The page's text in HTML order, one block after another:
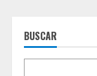
BUSCAR